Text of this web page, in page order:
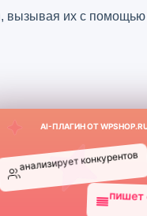
вызывая их с помощью
AI-ПЛАГИН ОТ
анализирует конкурентов
пишет